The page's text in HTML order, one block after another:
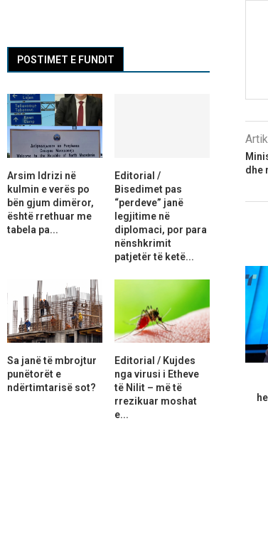
dhe
POSTIMET E FUNDIT
Arsim Idrizi në
kulmin e verës po
bën gjum dimëror,
është rrethuar me
tabela pa...
Editorial /
Bisedimet pas
“perdeve” janë
legjitime në
diplomaci, por para
nënshkrimit
patjetër të ketë...
Sa janë të mbrojtur
punëtorët e
ndërtimtarisë sot?
Editorial / Kujdes
nga virusi i Etheve
të Nilit – më të
rrezikuar moshat
e...